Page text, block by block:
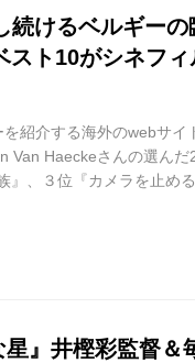
続けるベルギー
ト10がシネフィ
紹介する海外のwebサイ
Van Haeckeさんの選んだ
』、３位『カメラを止め
た演劇が中止になるとい
狭間でもがく若者たちの1
』井樫彩監督＆